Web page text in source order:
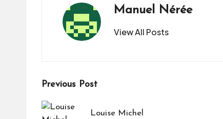
Manuel Nérée
View All Posts
Post
navigation
Previous Post
Louise Michel